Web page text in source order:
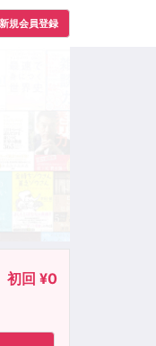
新規会員登録
初回 ¥0